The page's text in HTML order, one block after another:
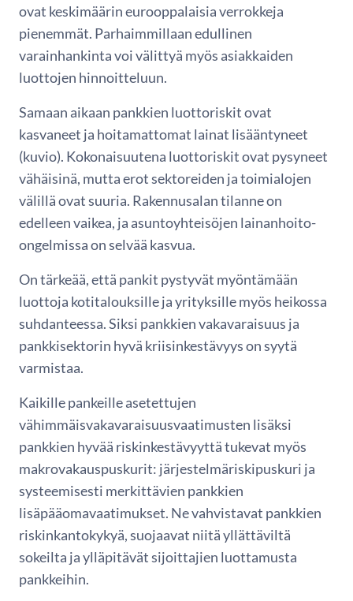
ovat keskimäärin eurooppalaisia verrokkeja
pienemmät. Parhaimmillaan edullinen
varainhankinta voi välittyä myös asiakkaiden
luottojen hinnoitteluun.
Samaan aikaan pankkien luottoriskit ovat
kasvaneet ja hoitamattomat lainat lisääntyneet
(kuvio). Kokonaisuutena luottoriskit ovat pysyneet
vähäisinä, mutta erot sektoreiden ja toimialojen
välillä ovat suuria. Rakennusalan tilanne on
edelleen vaikea, ja asuntoyhteisöjen lainanhoito-
ongelmissa on selvää kasvua.
On tärkeää, että pankit pystyvät myöntämään
luottoja kotitalouksille ja yrityksille myös heikossa
suhdanteessa. Siksi pankkien vakavaraisuus ja
pankkisektorin hyvä kriisinkestävyys on syytä
varmistaa.
Kaikille pankeille asetettujen
vähimmäisvakavaraisuusvaatimusten lisäksi
pankkien hyvää riskinkestävyyttä tukevat myös
makrovakauspuskurit: järjestelmäriskipuskuri ja
systeemisesti merkittävien pankkien
lisäpääomavaatimukset. Ne vahvistavat pankkien
riskinkantokykyä, suojaavat niitä yllättäviltä
sokeilta ja ylläpitävät sijoittajien luottamusta
pankkeihin.